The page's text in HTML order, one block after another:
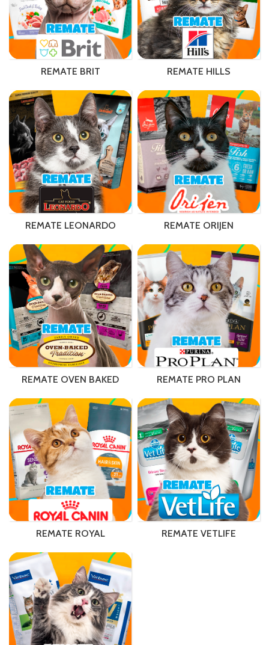
REMATE BRIT REMATE HILLS
REMATE LEONARDO REMATE ORIJEN
REMATE OVEN BAKED REMATE PRO PLAN
REMATE ROYAL REMATE VETLIFE